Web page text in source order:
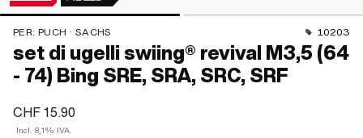
PER: PUCH · SACHS 10203
set di ugelli swiing® revival M3,5 (64
- 74) Bing SRE, SRA, SRC, SRF
CHF 15.90
Incl. 8,1% IVA.